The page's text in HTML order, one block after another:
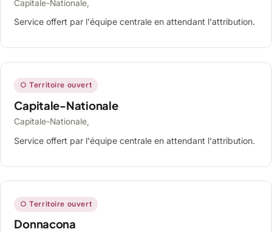
Capitale-Nationale,
Service offert par l'équipe centrale en attendant l'attribution.
○ Territoire ouvert
Capitale-Nationale
Capitale-Nationale,
Service offert par l'équipe centrale en attendant l'attribution.
○ Territoire ouvert
Donnacona